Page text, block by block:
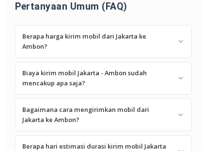
Pertanyaan Umum (FAQ)
Berapa harga kirim mobil dari Jakarta ke
Ambon?
Biaya kirim mobil Jakarta - Ambon sudah
mencakup apa saja?
Bagaimana cara mengirimkan mobil dari
Jakarta ke Ambon?
Berapa hari estimasi durasi kirim mobil Jakarta